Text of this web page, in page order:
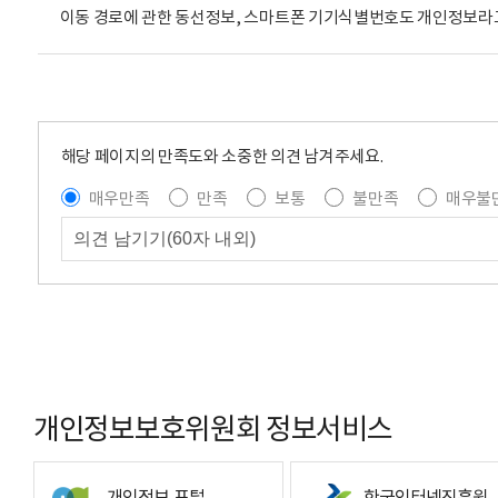
이동 경로에 관한 동선정보, 스마트폰 기기식별번호도 개인정보라
해당 페이지의 만족도와 소중한 의견 남겨주세요.
매우만족
만족 보통 불만족 매우불
개인정보보호위원회 정보서비스